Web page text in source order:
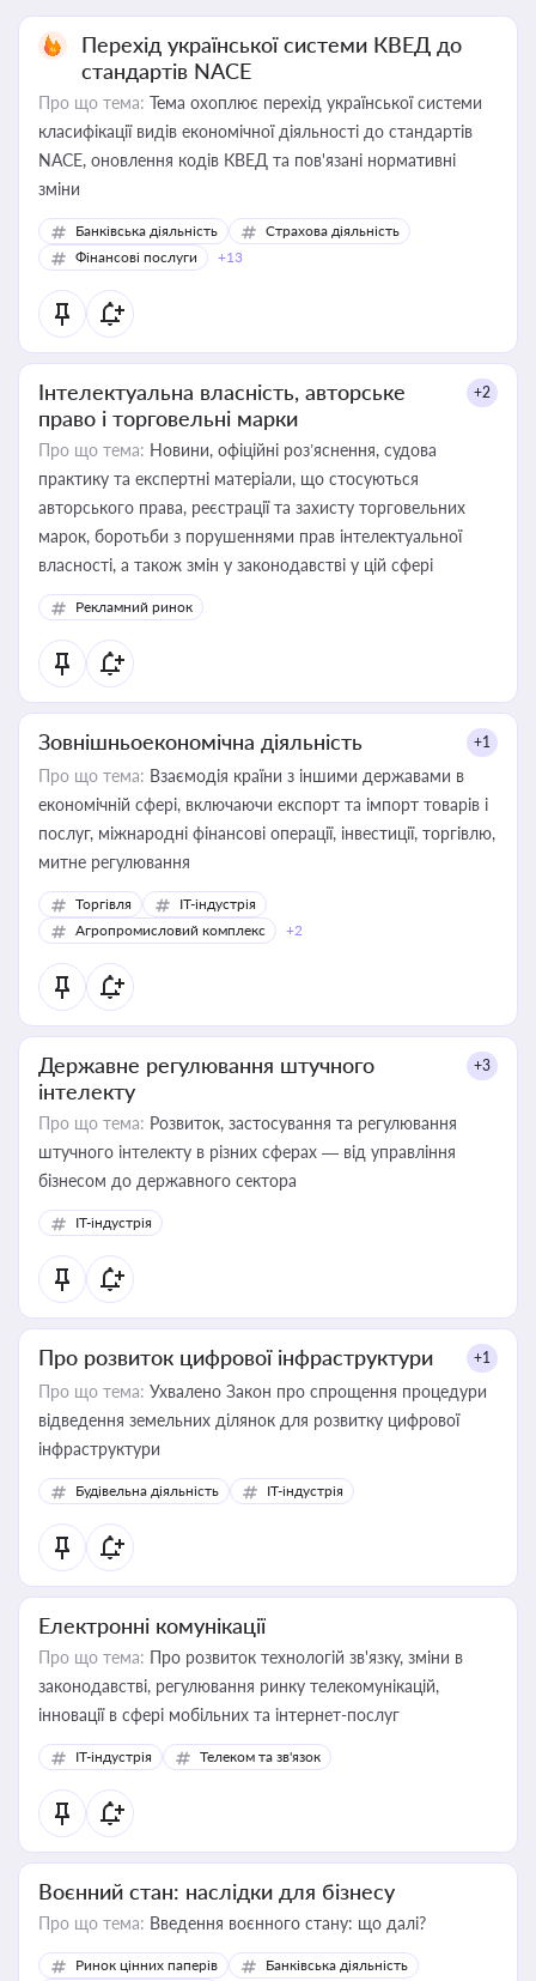
Перехід української системи КВЕД до
стандартів NACE
Про що тема: Тема охоплює перехід української системи
класифікації видів економічної діяльності до стандартів
NACE, оновлення кодів КВЕД та пов'язані нормативні
зміни
Банківська діяльність
Страхова діяльність
Фінансові послуги
+13
Інтелектуальна власність, авторське
право і торговельні марки
+2
Про що тема: Новини, офіційні роз’яснення, судова
практику та експертні матеріали, що стосуються
авторського права, реєстрації та захисту торговельних
марок, боротьби з порушеннями прав інтелектуальної
власності, а також змін у законодавстві у цій сфері
Рекламний ринок
Зовнішньоекономічна діяльність +1
Про що тема: Взаємодія країни з іншими державами в
економічній сфері, включаючи експорт та імпорт товарів і
послуг, міжнародні фінансові операції, інвестиції, торгівлю,
митне регулювання
Торгівля
IT-індустрія
Агропромисловий комплекс
+2
Державне регулювання штучного
інтелекту
+3
Про що тема: Розвиток, застосування та регулювання
штучного інтелекту в різних сферах — від управління
бізнесом до державного сектора
IT-індустрія
Про розвиток цифрової інфраструктури +1
Про що тема: Ухвалено Закон про спрощення процедури
відведення земельних ділянок для розвитку цифрової
інфраструктури
Будівельна діяльність IT-індустрія
Електронні комунікації
Про що тема: Про розвиток технологій зв'язку, зміни в
законодавстві, регулювання ринку телекомунікацій,
інновації в сфері мобільних та інтернет-послуг
IT-індустрія Телеком та зв'язок
Воєнний стан: наслідки для бізнесу
Про що тема: Введення воєнного стану: що далі?
Ринок цінних паперів
Банківська діяльність